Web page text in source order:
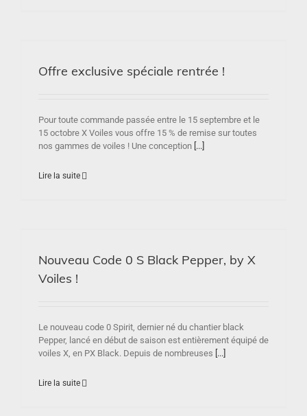
Offre exclusive spéciale rentrée !
Pour toute commande passée entre le 15 septembre et le
15 octobre X Voiles vous offre 15 % de remise sur toutes
nos gammes de voiles ! Une conception [...]
Lire la suite
Nouveau Code 0 S Black Pepper, by X
Voiles !
Le nouveau code 0 Spirit, dernier né du chantier black
Pepper, lancé en début de saison est entièrement équipé de
voiles X, en PX Black. Depuis de nombreuses [...]
Lire la suite